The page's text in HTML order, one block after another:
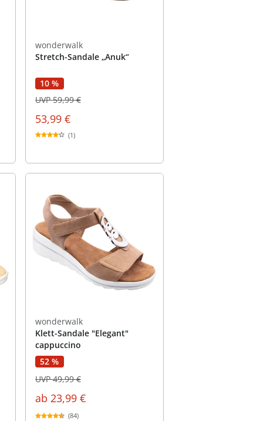
wonderwalk
Stretch-Sandale „Anuk“
10 %
53,99 €
UVP 59,99 €
(1)
wonderwalk
Klett-Sandale "Elegant"
cappuccino
52 %
ab 23,99 €
UVP 49,99 €
(84)